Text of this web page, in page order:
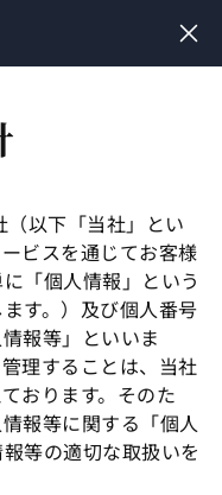
（以下「当社」とい
ビスを通じてお客様
「個人情報」という
す。）及び個人番号
報等」といいま
理することは、当社
おります。そのた
報等に関する「個人
等の適切な取扱いを